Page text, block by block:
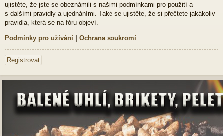
ujistěte, že jste se obeznámili s našimi podmínkami pro použití a
s dalšími pravidly a ujednáními. Také se ujistěte, že si přečtete jakákoliv
pravidla, která se na fóru objeví.
Podmínky pro užívání | Ochrana soukromí
Registrovat